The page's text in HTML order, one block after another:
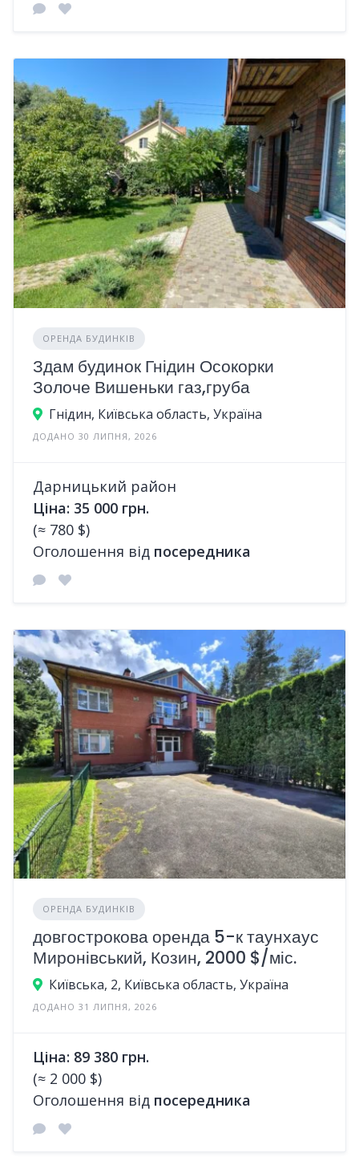
ОРЕНДА БУДИНКІВ
Здам будинок Гнідин Осокорки
Золоче Вишеньки газ,груба
Гнідин, Київська область, Україна
ДОДАНО 30 ЛИПНЯ, 2026
Дарницький район
Ціна: 35 000 грн.
(≈ 780 $)
Оголошення від посередника
ОРЕНДА БУДИНКІВ
довгострокова оренда 5-к таунхаус
Миронівський, Козин, 2000 $/міс.
Київська, 2, Київська область, Україна
ДОДАНО 31 ЛИПНЯ, 2026
Ціна: 89 380 грн.
(≈ 2 000 $)
Оголошення від посередника